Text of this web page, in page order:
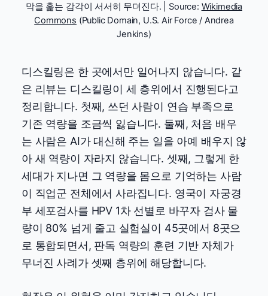
막을 훑는 감각이 서서히 무뎌진다. | Source: Wikimedia
Commons (Public Domain, U.S. Air Force / Andrea
Jenkins)
디스킬링은 한 곳에서만 일어나지 않습니다. 같
은 리뷰는 디스킬링이 세 층위에서 진행된다고
정리합니다. 첫째, 쓰던 사람이 연습 부족으로
기존 역량을 조금씩 잃습니다. 둘째, 처음 배우
는 사람은 AI가 대신해 주는 일을 아예 배우지 않
아 새 역량이 자라지 않습니다. 셋째, 그렇게 한
세대가 지나면 그 역량을 몸으로 기억하는 사람
이 직업군 전체에서 사라집니다. 영국이 자궁경
부 세포검사를 HPV 1차 선별로 바꾸자 검사 물
량이 80% 넘게 줄고 실험실이 45곳에서 8곳으
로 통합되면서, 판독 역량의 훈련 기반 자체가
무너진 사례가 셋째 층위에 해당합니다.